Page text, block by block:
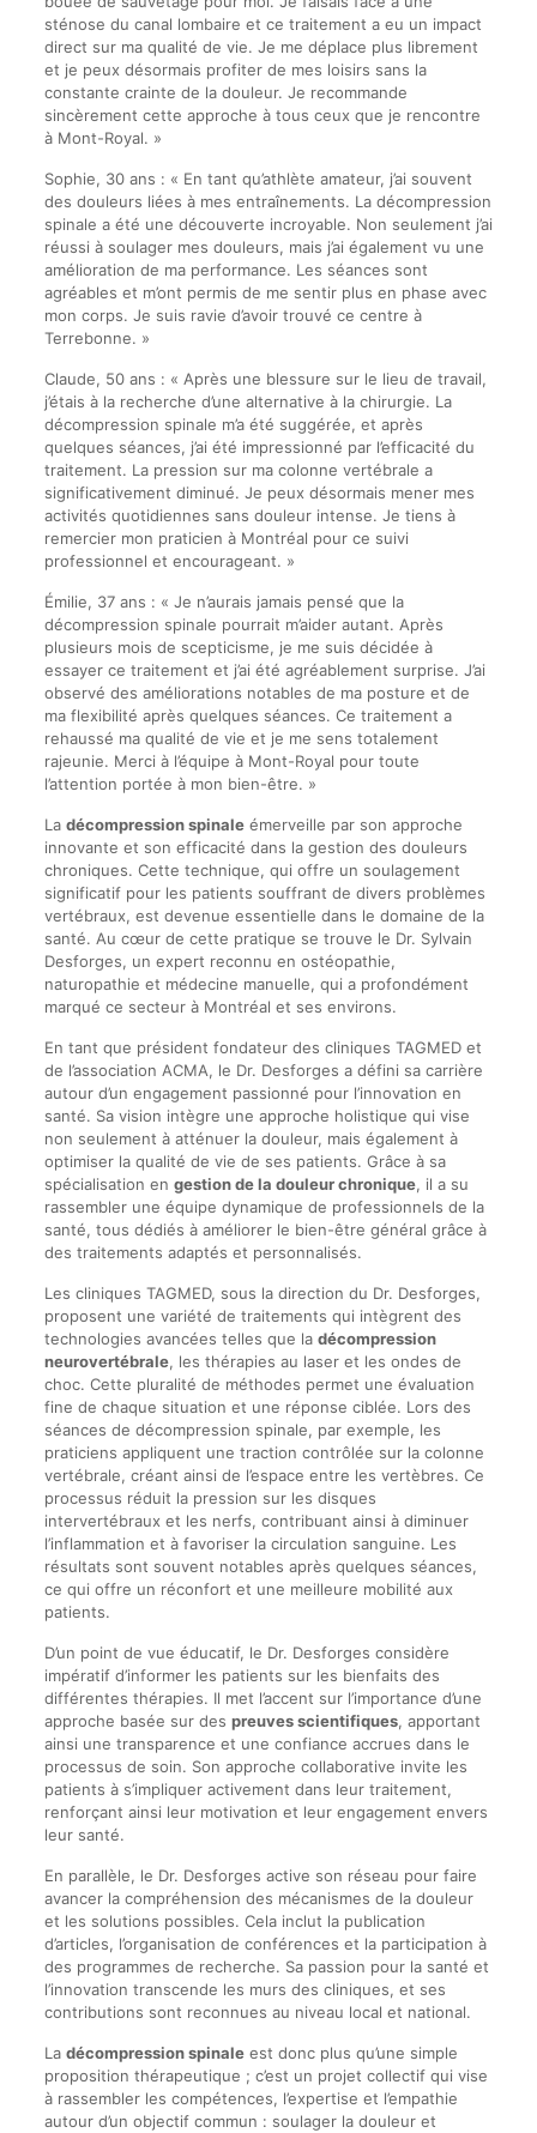
sténose du canal lombaire et ce traitement a eu un impact
direct sur ma qualité de vie. Je me déplace plus librement
et je peux désormais profiter de mes loisirs sans la
constante crainte de la douleur. Je recommande
sincèrement cette approche à tous ceux que je rencontre
à Mont-Royal. »
Sophie, 30 ans : « En tant qu’athlète amateur, j’ai souvent
des douleurs liées à mes entraînements. La décompression
spinale a été une découverte incroyable. Non seulement j’ai
réussi à soulager mes douleurs, mais j’ai également vu une
amélioration de ma performance. Les séances sont
agréables et m’ont permis de me sentir plus en phase avec
mon corps. Je suis ravie d’avoir trouvé ce centre à
Terrebonne. »
Claude, 50 ans : « Après une blessure sur le lieu de travail,
j’étais à la recherche d’une alternative à la chirurgie. La
décompression spinale m’a été suggérée, et après
quelques séances, j’ai été impressionné par l’efficacité du
traitement. La pression sur ma colonne vertébrale a
significativement diminué. Je peux désormais mener mes
activités quotidiennes sans douleur intense. Je tiens à
remercier mon praticien à Montréal pour ce suivi
professionnel et encourageant. »
Émilie, 37 ans : « Je n’aurais jamais pensé que la
décompression spinale pourrait m’aider autant. Après
plusieurs mois de scepticisme, je me suis décidée à
essayer ce traitement et j’ai été agréablement surprise. J’ai
observé des améliorations notables de ma posture et de
ma flexibilité après quelques séances. Ce traitement a
rehaussé ma qualité de vie et je me sens totalement
rajeunie. Merci à l’équipe à Mont-Royal pour toute
l’attention portée à mon bien-être. »
La décompression spinaleémerveille par son approche
innovante et son efficacité dans la gestion des douleurs
chroniques. Cette technique, qui offre un soulagement
significatif pour les patients souffrant de divers problèmes
vertébraux, est devenue essentielle dans le domaine de la
santé. Au cœur de cette pratique se trouve le Dr. Sylvain
Desforges, un expert reconnu en ostéopathie,
naturopathie et médecine manuelle, qui a profondément
marqué ce secteur à Montréal et ses environs.
En tant que président fondateur des cliniques TAGMED et
de l’association ACMA, le Dr. Desforges a défini sa carrière
autour d’un engagement passionné pour l’innovation en
santé. Sa vision intègre une approche holistique qui vise
non seulement à atténuer la douleur, mais également à
optimiser la qualité de vie de ses patients. Grâce à sa
spécialisation en gestion de la douleur chronique, il a su
rassembler une équipe dynamique de professionnels de la
santé, tous dédiés à améliorer le bien-être général grâce à
des traitements adaptés et personnalisés.
Les cliniques TAGMED, sous la direction du Dr. Desforges,
proposent une variété de traitements qui intègrent des
technologies avancées telles que la décompression
neurovertébrale, les thérapies au laser et les ondes de
choc. Cette pluralité de méthodes permet une évaluation
fine de chaque situation et une réponse ciblée. Lors des
séances de décompression spinale, par exemple, les
praticiens appliquent une traction contrôlée sur la colonne
vertébrale, créant ainsi de l’espace entre les vertèbres. Ce
processus réduit la pression sur les disques
intervertébraux et les nerfs, contribuant ainsi à diminuer
l’inflammation et à favoriser la circulation sanguine. Les
résultats sont souvent notables après quelques séances,
ce qui offre un réconfort et une meilleure mobilité aux
patients.
D’un point de vue éducatif, le Dr. Desforges considère
impératif d’informer les patients sur les bienfaits des
différentes thérapies. Il met l’accent sur l’importance d’une
approche basée sur des preuves scientifiques, apportant
ainsi une transparence et une confiance accrues dans le
processus de soin. Son approche collaborative invite les
patients à s’impliquer activement dans leur traitement,
renforçant ainsi leur motivation et leur engagement envers
leur santé.
En parallèle, le Dr. Desforges active son réseau pour faire
avancer la compréhension des mécanismes de la douleur
et les solutions possibles. Cela inclut la publication
d’articles, l’organisation de conférences et la participation à
des programmes de recherche. Sa passion pour la santé et
l’innovation transcende les murs des cliniques, et ses
contributions sont reconnues au niveau local et national.
La décompression spinaleest donc plus qu’une simple
proposition thérapeutique ; c’est un projet collectif qui vise
à rassembler les compétences, l’expertise et l’empathie
autour d’un objectif commun : soulager la douleur et